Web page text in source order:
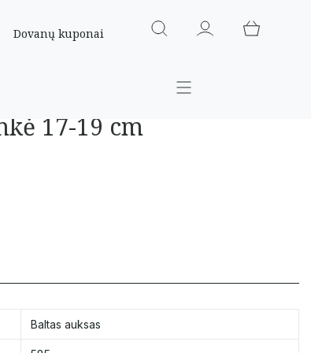
Dovanų kuponai
17-19 cm
Baltas auksas